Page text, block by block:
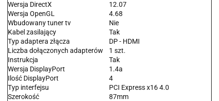
Wersja DirectX
12.07
Wersja OpenGL
4.68
Wbudowany tuner tv
Nie
Kabel zasilający
Tak
Typ adaptera złącza
DP - HDMI
Liczba dołączonych adapterów
1 szt.
Instrukcja
Tak
Wersja DisplayPort
1.4a
Ilość DisplayPort
4
Typ interfejsu
PCI Express x16 4.0
Szerokość
87mm